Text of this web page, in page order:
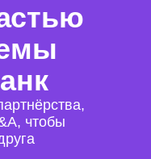
чтобы